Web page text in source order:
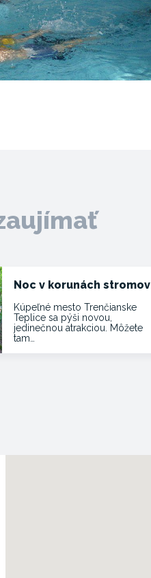
Noc v korunách stromov
Kúpeľné mesto Trenčianske
Teplice sa pýši novou,
jedinečnou atrakciou. Môžete
tam…